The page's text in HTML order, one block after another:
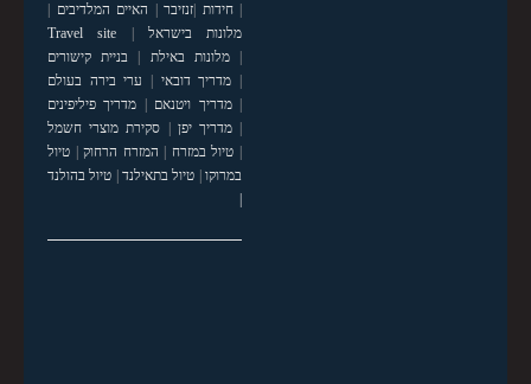
|חידות זנזיבר האיים המלדיבים
מלונות בישראל
Travel site
|מלונות באילת
בניית קישורים
מדריך דובאי
ערי בירה בעולם
|מדריך ויטנאם
מדריך פיליפינים
|מדריך יפן
סקירת מוצרי חשמל
טיול במזרח המזרח הרחוק| טיול
במרוקו| טיול בתאילנד| טיול בהולנד